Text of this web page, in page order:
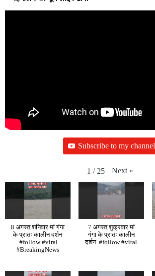
Subscribe to my channel
1 / 25 Next »
8 अगस्त शनिवार मां गंगा
के प्रातः कालीन दर्शन
.#follow #viral
#BreakingNews
7 अगस्त शुक्रवार मां
गंगा के प्रातः कालीन
दर्शन .#follow #viral